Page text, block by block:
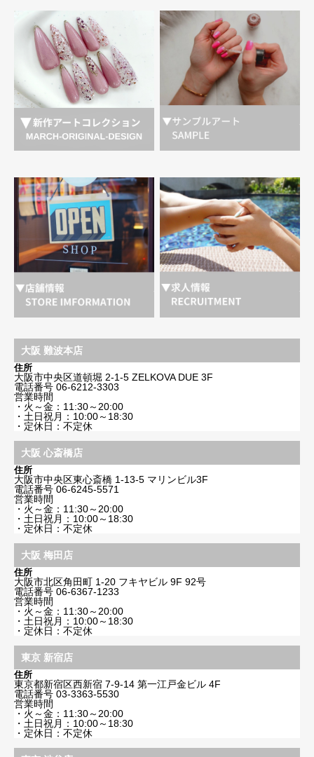
大阪 難波本店
住所
大阪市中央区道頓堀 2-1-5 ZELKOVA DUE 3F
電話番号 06-6212-3303
営業時間
・火～金：11:30～20:00
・土日祝月：10:00～18:30
・定休日：不定休
大阪 心斎橋店
住所
大阪市中央区東心斎橋 1-13-5 マリンビル3F
電話番号 06-6245-5571
営業時間
・火～金：11:30～20:00
・土日祝月：10:00～18:30
・定休日：不定休
大阪 梅田店
住所
大阪市北区角田町 1-20 フキヤビル 9F 92号
電話番号 06-6367-1233
営業時間
・火～金：11:30～20:00
・土日祝月：10:00～18:30
・定休日：不定休
東京 新宿店
住所
東京都新宿区西新宿 7-9-14 第一江戸金ビル 4F
電話番号 03-3363-5530
営業時間
・火～金：11:30～20:00
・土日祝月：10:00～18:30
・定休日：不定休